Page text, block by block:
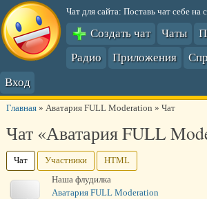
Чат для сайта: Поставь чат себе на
Создать чат Чаты
Радио
Приложения
Вход
Главная» Аватария FULL Moderation » Чат
Чат «Аватария FULL
Чат Участники
HTML
Наша флудилка
Аватария FULL Moderation